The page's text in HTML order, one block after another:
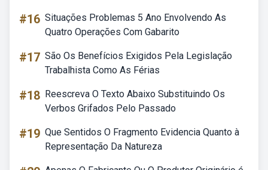
#16 Situações Problemas 5 Ano Envolvendo As
Quatro Operações Com Gabarito
#17 São Os Benefícios Exigidos Pela Legislação
Trabalhista Como As Férias
#18 Reescreva O Texto Abaixo Substituindo Os
Verbos Grifados Pelo Passado
#19 Que Sentidos O Fragmento Evidencia Quanto à
Representação Da Natureza